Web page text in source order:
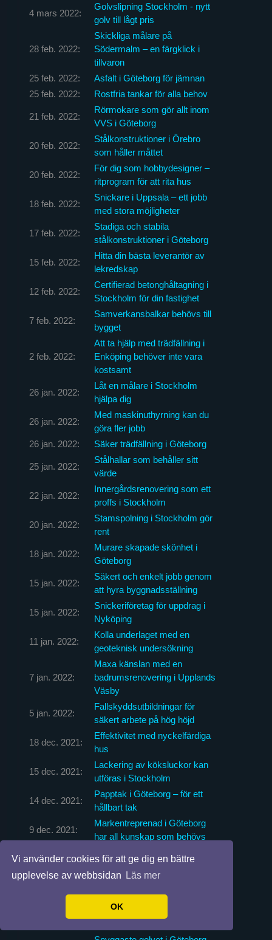
Vi använder cookies för att ge dig en bättre
upplevelse av webbsidan
Läs mer
OK
4 mars 2022:
Golvslipning Stockholm - nytt
golv till lågt pris
28 feb. 2022:
Skickliga målare på
Södermalm – en färgklick i
tillvaron
25 feb. 2022:
Asfalt i Göteborg för jämnan
25 feb. 2022:
Rostfria tankar för alla behov
21 feb. 2022:
Rörmokare som gör allt inom
VVS i Göteborg
20 feb. 2022:
Stålkonstruktioner i Örebro
som håller måttet
20 feb. 2022:
För dig som hobbydesigner –
ritprogram för att rita hus
18 feb. 2022:
Snickare i Uppsala – ett jobb
med stora möjligheter
17 feb. 2022:
Stadiga och stabila
stålkonstruktioner i Göteborg
15 feb. 2022:
Hitta din bästa leverantör av
lekredskap
12 feb. 2022:
Certifierad betonghåltagning i
Stockholm för din fastighet
7 feb. 2022:
Samverkansbalkar behövs till
bygget
2 feb. 2022:
Att ta hjälp med trädfällning i
Enköping behöver inte vara
kostsamt
26 jan. 2022:
Låt en målare i Stockholm
hjälpa dig
26 jan. 2022:
Med maskinuthyrning kan du
göra fler jobb
26 jan. 2022:
Säker trädfällning i Göteborg
25 jan. 2022:
Stålhallar som behåller sitt
värde
22 jan. 2022:
Innergårdsrenovering som ett
proffs i Stockholm
20 jan. 2022:
Stamspolning i Stockholm gör
rent
18 jan. 2022:
Murare skapade skönhet i
Göteborg
15 jan. 2022:
Säkert och enkelt jobb genom
att hyra byggnadsställning
15 jan. 2022:
Snickeriföretag för uppdrag i
Nyköping
11 jan. 2022:
Kolla underlaget med en
geoteknisk undersökning
7 jan. 2022:
Maxa känslan med en
badrumsrenovering i Upplands
Väsby
5 jan. 2022:
Fallskyddsutbildningar för
säkert arbete på hög höjd
18 dec. 2021:
Effektivitet med nyckelfärdiga
hus
15 dec. 2021:
Lackering av köksluckor kan
utföras i Stockholm
14 dec. 2021:
Papptak i Göteborg – för ett
hållbart tak
9 dec. 2021:
Markentreprenad i Göteborg
har all kunskap som behövs
30 nov. 2021:
asbestsanering i Stockholm
Värmepump i Karlstad – en
riktig vinstmaskin
23 nov. 2021:
Känn dig trygg med